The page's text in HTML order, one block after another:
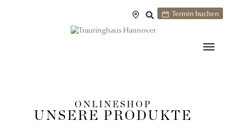
Termin buchen
ONLINESHOP
UNSERE PRODUKTE